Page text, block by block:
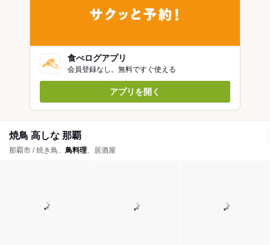
食べログアプリ
会員登録なし。無料ですぐ使える
アプリを開く
焼鳥 高しな 那覇
那覇市 / 焼き鳥、 鳥料理、居酒屋